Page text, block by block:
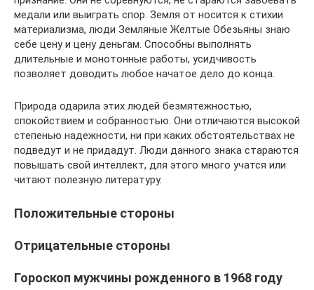
медали или выиграть спор. Земля от носится к стихии
материализма, люди Земляные Желтые Обезьяны знаю
себе цену и цену деньгам. Способны выполнять
длительные и монотонные работы, усидчивость
позволяет доводить любое начатое дело до конца.
Природа одарила этих людей безмятежностью,
спокойствием и собранностью. Они отличаются высокой
степенью надежности, ни при каких обстоятельствах не
подведут и не придадут. Люди данного знака стараются
повышать свой интеллект, для этого много учатся или
читают полезную литературу.
Положительные стороны
Отрицательные стороны
Гороскоп мужчины рожденного в 1968 году